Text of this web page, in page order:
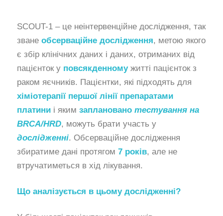
SCOUT-1 – це неінтервенційне дослідження, так
зване обсерваційне дослідження, метою якого
є збір клінічних даних і даних, отриманих від
пацієнток у повсякденномужитті пацієнток з
раком яєчників. Пацієнтки, які підходять для
хіміотерапії першої лінії препаратами
платини і яким заплановано тестування на
BRCA/HRD, можуть брати участь у
дослідженні. Обсерваційне дослідження
збиратиме дані протягом 7 років, але не
втручатиметься в хід лікування.
Що аналізується в цьому дослідженні?